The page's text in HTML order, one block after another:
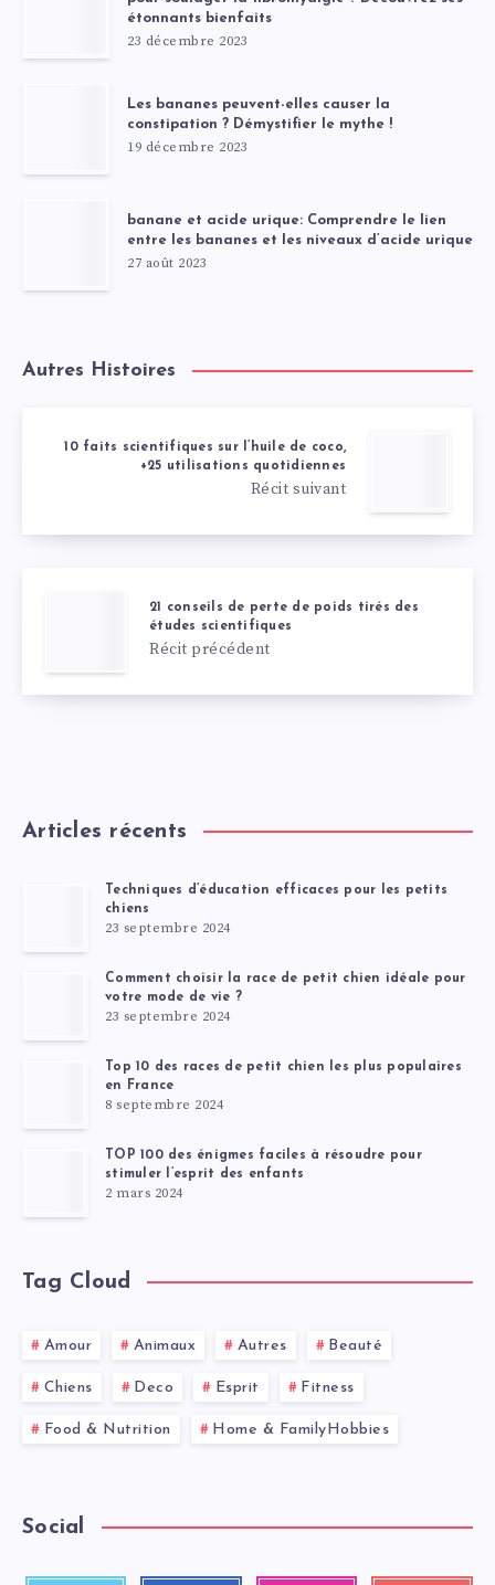
étonnants bienfaits
23 décembre 2023
Les bananes peuvent-elles causer la
constipation ? Démystifier le mythe !
19 décembre 2023
banane et acide urique: Comprendre le lien
entre les bananes et les niveaux d’acide urique
27 août 2023
Autres Histoires
10 faits scientifiques sur l’huile de coco,
+25 utilisations quotidiennes
Récit suivant
21 conseils de perte de poids tirés des
études scientifiques
Récit précédent
Articles récents
Techniques d’éducation efficaces pour les petits
chiens
23 septembre 2024
Comment choisir la race de petit chien idéale pour
votre mode de vie ?
23 septembre 2024
Top 10 des races de petit chien les plus populaires
en France
8 septembre 2024
TOP 100 des énigmes faciles à résoudre pour
stimuler l’esprit des enfants
2 mars 2024
Tag Cloud
Amour Animaux Autres Beauté
Chiens Deco Esprit Fitness
Food & Nutrition Home & FamilyHobbies
Social